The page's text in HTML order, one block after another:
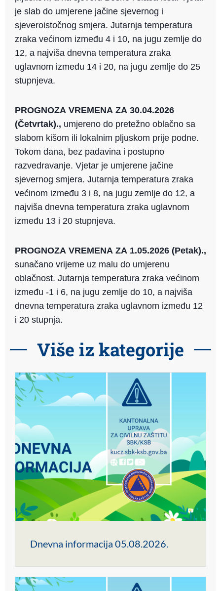
je slab do umjerene jačine sjevernog i
sjeveroistočnog smjera. Jutarnja temperatura
zraka većinom između 4 i 10, na jugu zemlje do
12, a najviša dnevna temperatura zraka
uglavnom između 14 i 20, na jugu zemlje do 25
stupnjeva.
PROGNOZA VREMENA ZA 30.04.2026
(Četvrtak)., umjereno do pretežno oblačno sa
slabom kišom ili lokalnim pljuskom prije podne.
Tokom dana, bez padavina i postupno
razvedravanje. Vjetar je umjerene jačine
sjevernog smjera. Jutarnja temperatura zraka
većinom između 3 i 8, na jugu zemlje do 12, a
najviša dnevna temperatura zraka uglavnom
između 13 i 20 stupnjeva.
PROGNOZA VREMENA ZA 1.05.2026 (Petak).,
sunačano vrijeme uz malu do umjerenu
oblačnost. Jutarnja temperatura zraka većinom
između -1 i 6, na jugu zemlje do 10, a najviša
dnevna temperatura zraka uglavnom između 12
i 20 stupnja.
Više iz kategorije
Dnevna informacija 05.08.2026.